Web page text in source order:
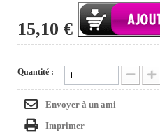
15,10 €
Quantité :
Envoyer à un ami
Imprimer